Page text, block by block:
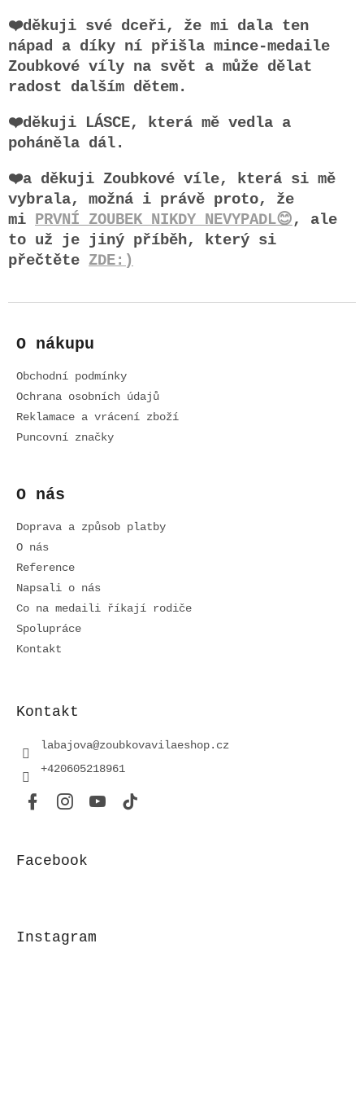
❤️děkuji své dceři, že mi dala ten
nápad a díky ní přišla mince-medaile
Zoubkové víly na svět a může dělat
radost dalším dětem.
❤️děkuji LÁSCE, která mě vedla a
poháněla dál.
❤️a děkuji Zoubkové víle, která si mě
vybrala, možná i právě proto, že
mi PRVNÍ ZOUBEK NIKDY NEVYPADL😊, ale
to už je jiný příběh, který si
přečtěte ZDE:)
O nákupu
Obchodní podmínky
Ochrana osobních údajů
Reklamace a vrácení zboží
Puncovní značky
O nás
Doprava a způsob platby
O nás
Reference
Napsali o nás
Co na medaili říkají rodiče
Spolupráce
Kontakt
Kontakt
labajova@zoubkovavilaeshop.cz
+420605218961
Facebook
Instagram